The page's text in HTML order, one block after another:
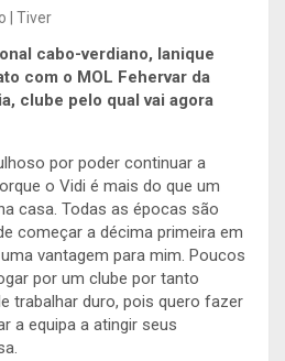
| Tiver
cabo-verdiano, Ianique
com o MOL Fehervar da
clube pelo qual vai agora
por poder continuar a
o Vidi é mais do que um
casa. Todas as épocas são
começar a décima primeira em
vantagem para mim. Poucos
por um clube por tanto
trabalhar duro, pois quero fazer
a equipa a atingir seus